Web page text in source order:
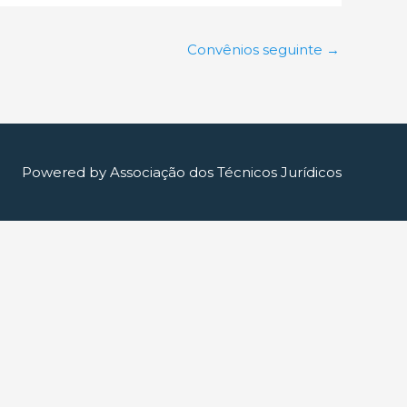
Convênios seguinte →
Powered by Associação dos Técnicos Jurídicos